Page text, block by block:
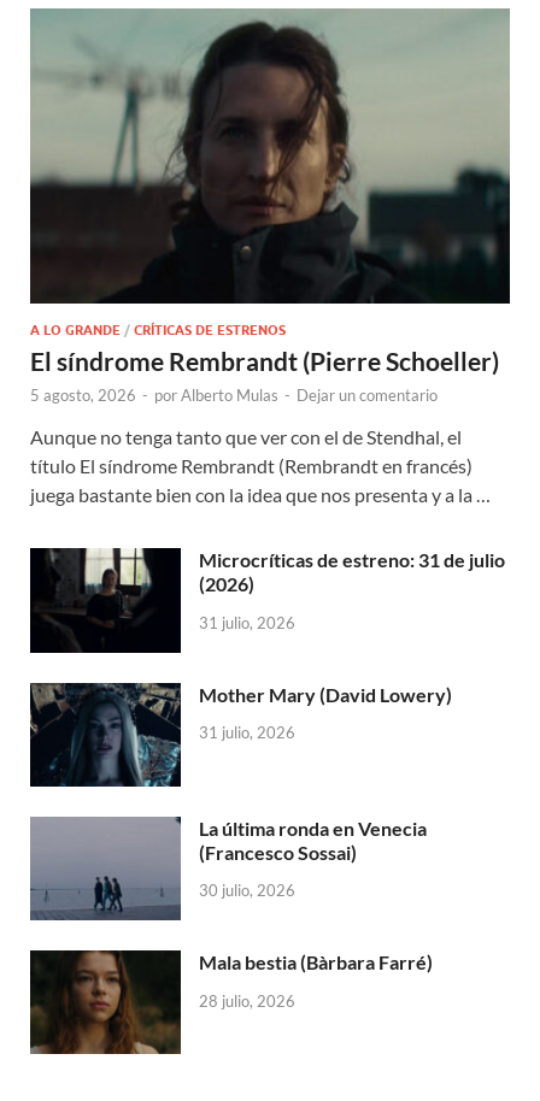
A LO GRANDE / CRÍTICAS DE ESTRENOS
El síndrome Rembrandt (Pierre Schoeller)
5 agosto, 2026 - porAlberto Mulas - Dejar un comentario
Aunque no tenga tanto que ver con el de Stendhal, el
título El síndrome Rembrandt (Rembrandt en francés)
juega bastante bien con la idea que nos presenta y a la …
Microcríticas de estreno: 31 de julio
(2026)
31 julio, 2026
Mother Mary (David Lowery)
31 julio, 2026
La última ronda en Venecia
(Francesco Sossai)
30 julio, 2026
Mala bestia (Bàrbara Farré)
28 julio, 2026